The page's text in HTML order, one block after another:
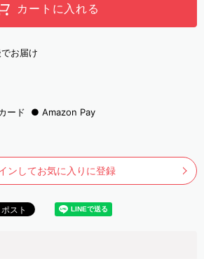
カートに入れる
お届け
ード Amazon Pay
ンしてお気に入りに登録